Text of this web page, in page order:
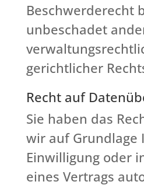
Beschwerderecht
unbeschadet
gerichtlicher
Recht auf
Sie haben das
wir auf Grundlage
Einwilligung oder
eines Vertrags